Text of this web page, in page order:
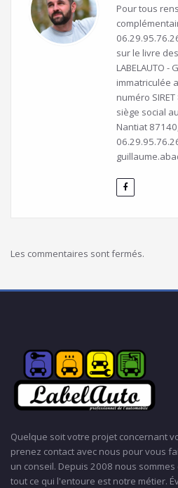
Pour tous
sur le livre
LABELAUTO -
immatriculée
numéro
siège social
Nantiat
Les commentaires sont fermés.
Quelque soit votre projet concernant
prenez contact avec nous pour vous
un conseil. Depuis 2008 nous
tout ce qui l'entoure est notre métier.